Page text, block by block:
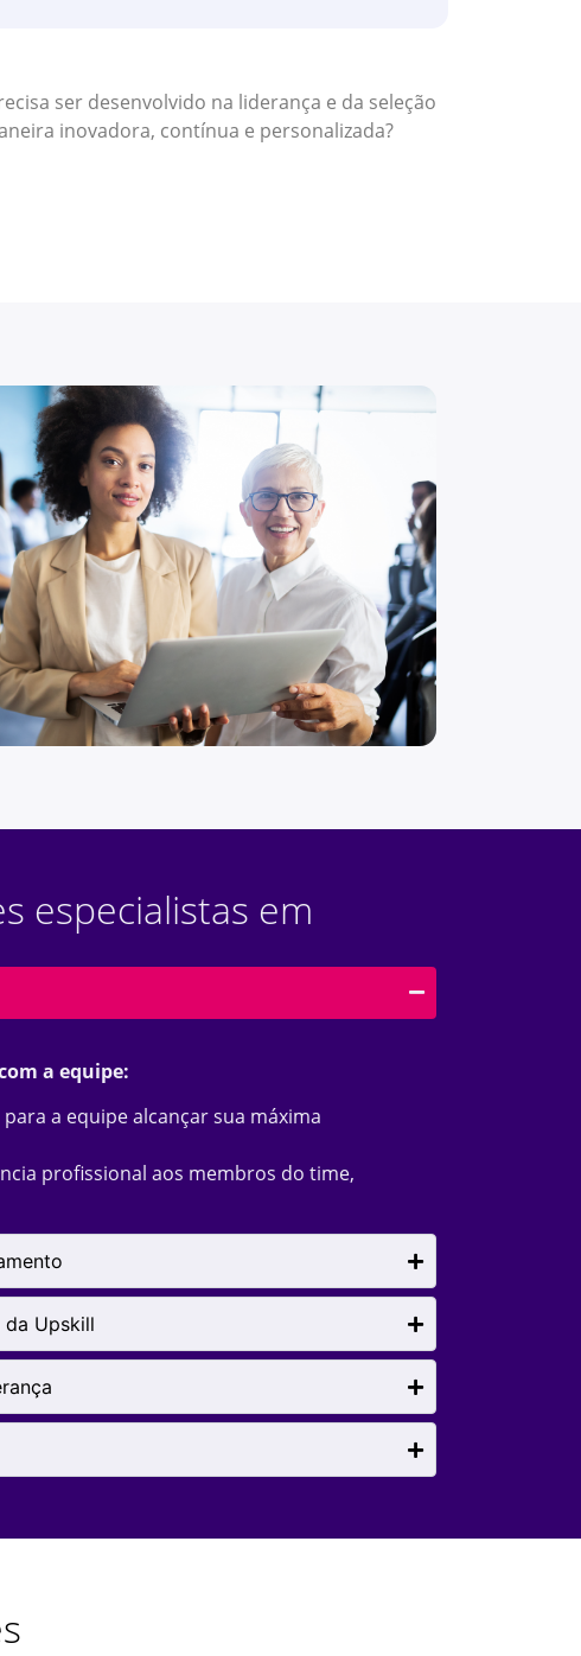
ser desenvolvido na liderança e da seleção
inovadora, contínua e personalizada?
especialistas em
a equipe:
a equipe alcançar sua máxima
profissional aos membros do time,
Upskill